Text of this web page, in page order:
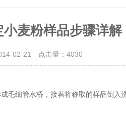
麦粉样品步骤详解
02-21 点击量：4030
细管水桥，接着将称取的样品倒入